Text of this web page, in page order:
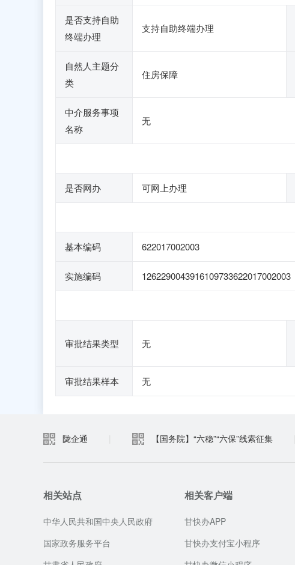
是否支持自助
终端办理
支持自助终端办理
自然人主题分
类
住房保障
中介服务事项
名称
无
是否网办 可网上办理
基本编码 622017002003
实施编码 1262290043916109733622017002003
审批结果类型 无
审批结果样本 无
陇企通 【国务院】“六稳”“六保”线索征集
相关站点
中华人民共和国中央人民政府
国家政务服务平台
相关客户端
甘快办APP
甘快办支付宝小程序